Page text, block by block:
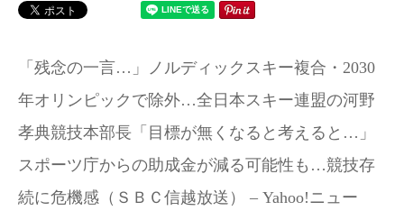
「残念の一言…」ノルディックスキー複合・2030
年オリンピックで除外…全日本スキー連盟の河野
孝典競技本部長「目標が無くなると考えると…」
スポーツ庁からの助成金が減る可能性も…競技存
続に危機感（ＳＢＣ信越放送） – Yahoo!ニュー